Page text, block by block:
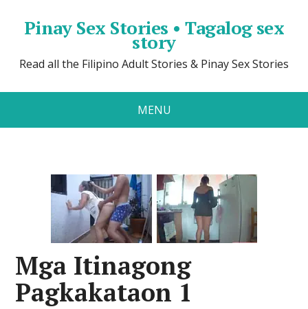
Pinay Sex Stories • Tagalog sex
story
Read all the Filipino Adult Stories & Pinay Sex Stories
MENU
Mga Itinagong
Pagkakataon 1